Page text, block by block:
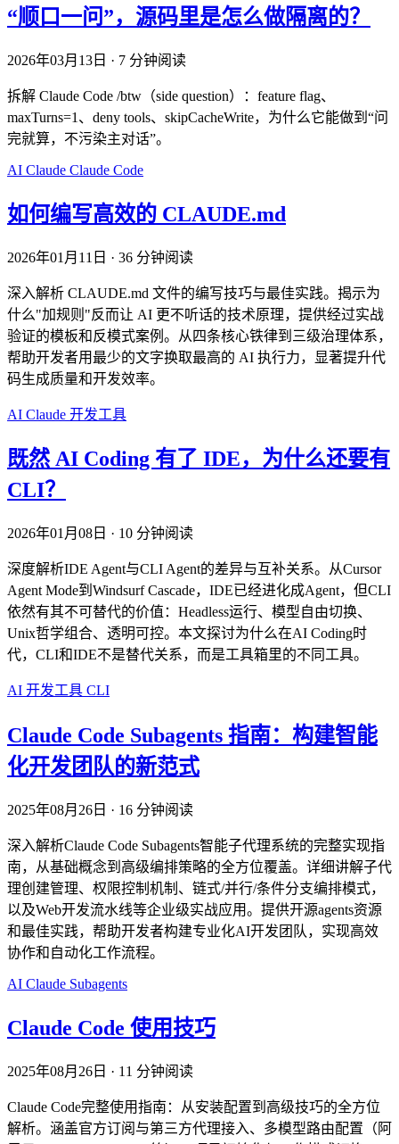
“顺口一问”，源码里是怎么做隔离的？
2026年03月13日 · 7 分钟阅读
拆解 Claude Code /btw（side question）：feature flag、
maxTurns=1、deny tools、skipCacheWrite，为什么它能做到“问
完就算，不污染主对话”。
AI Claude Claude Code
如何编写高效的 CLAUDE.md
2026年01月11日 · 36 分钟阅读
深入解析 CLAUDE.md 文件的编写技巧与最佳实践。揭示为
什么"加规则"反而让 AI 更不听话的技术原理，提供经过实战
验证的模板和反模式案例。从四条核心铁律到三级治理体系，
帮助开发者用最少的文字换取最高的 AI 执行力，显著提升代
码生成质量和开发效率。
AI Claude 开发工具
既然 AI Coding 有了 IDE，为什么还要有
CLI？
2026年01月08日 · 10 分钟阅读
深度解析IDE Agent与CLI Agent的差异与互补关系。从Cursor
Agent Mode到Windsurf Cascade，IDE已经进化成Agent，但CLI
依然有其不可替代的价值：Headless运行、模型自由切换、
Unix哲学组合、透明可控。本文探讨为什么在AI Coding时
代，CLI和IDE不是替代关系，而是工具箱里的不同工具。
AI 开发工具 CLI
Claude Code Subagents 指南：构建智能
化开发团队的新范式
2025年08月26日 · 16 分钟阅读
深入解析Claude Code Subagents智能子代理系统的完整实现指
南，从基础概念到高级编排策略的全方位覆盖。详细讲解子代
理创建管理、权限控制机制、链式/并行/条件分支编排模式，
以及Web开发流水线等企业级实战应用。提供开源agents资源
和最佳实践，帮助开发者构建专业化AI开发团队，实现高效
协作和自动化工作流程。
AI Claude Subagents
Claude Code 使用技巧
2025年08月26日 · 11 分钟阅读
Claude Code完整使用指南：从安装配置到高级技巧的全方位
解析。涵盖官方订阅与第三方代理接入、多模型路由配置（阿